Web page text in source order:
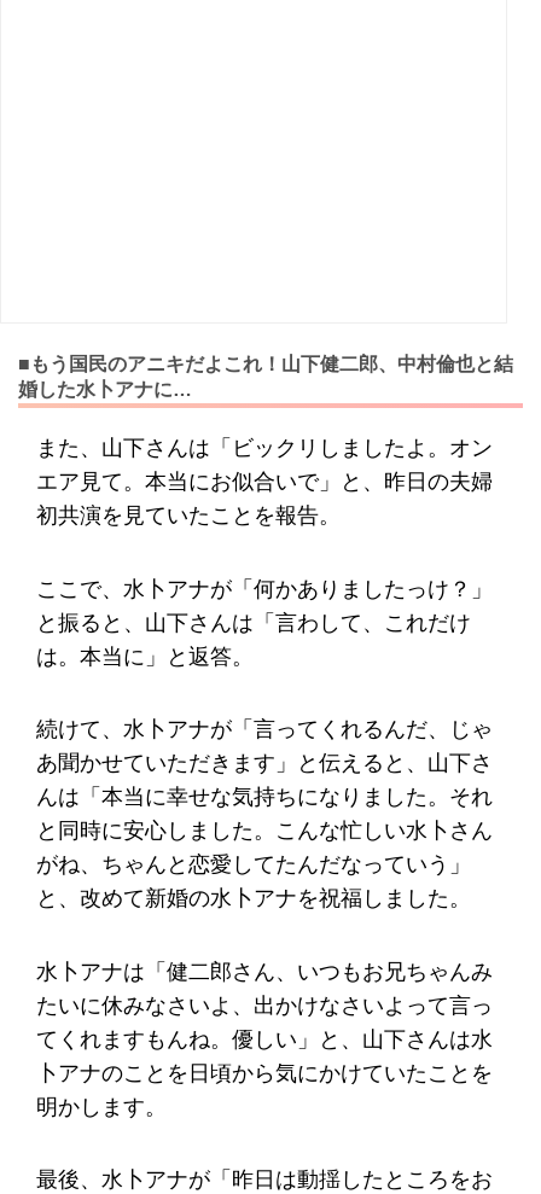
■もう国民のアニキだよこれ！山下健二郎、中村倫也と結
婚した水卜アナに…
また、山下さんは「ビックリしましたよ。オン
エア見て。本当にお似合いで」と、昨日の夫婦
初共演を見ていたことを報告。
ここで、水卜アナが「何かありましたっけ？」
と振ると、山下さんは「言わして、これだけ
は。本当に」と返答。
続けて、水卜アナが「言ってくれるんだ、じゃ
あ聞かせていただきます」と伝えると、山下さ
んは「本当に幸せな気持ちになりました。それ
と同時に安心しました。こんな忙しい水卜さん
がね、ちゃんと恋愛してたんだなっていう」
と、改めて新婚の水卜アナを祝福しました。
水卜アナは「健二郎さん、いつもお兄ちゃんみ
たいに休みなさいよ、出かけなさいよって言っ
てくれますもんね。優しい」と、山下さんは水
卜アナのことを日頃から気にかけていたことを
明かします。
最後、水卜アナが「昨日は動揺したところをお